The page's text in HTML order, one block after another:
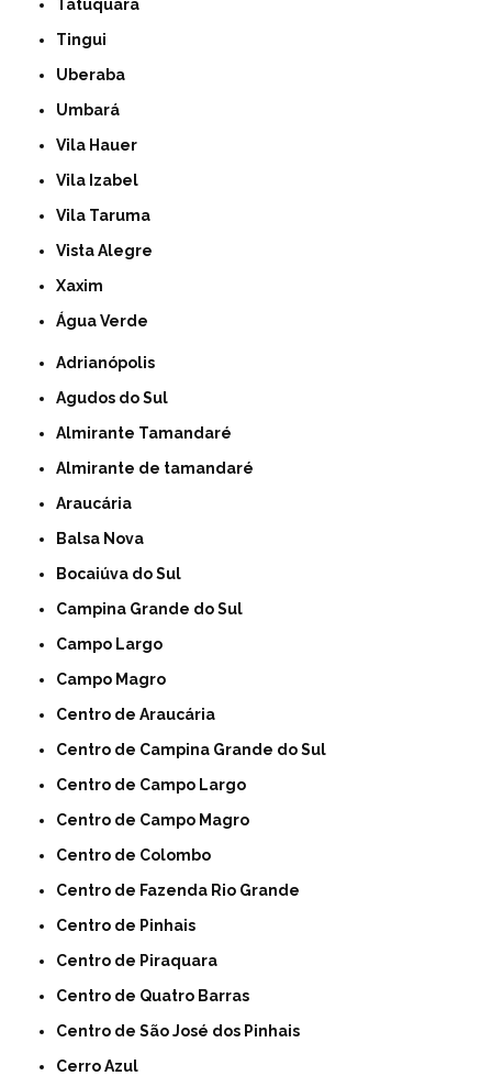
Tatuquara
Tingui
Uberaba
Umbará
Vila Hauer
Vila Izabel
Vila Taruma
Vista Alegre
Xaxim
Água Verde
Adrianópolis
Agudos do Sul
Almirante Tamandaré
Almirante de tamandaré
Araucária
Balsa Nova
Bocaiúva do Sul
Campina Grande do Sul
Campo Largo
Campo Magro
Centro de Araucária
Centro de Campina Grande do Sul
Centro de Campo Largo
Centro de Campo Magro
Centro de Colombo
Centro de Fazenda Rio Grande
Centro de Pinhais
Centro de Piraquara
Centro de Quatro Barras
Centro de São José dos Pinhais
Cerro Azul